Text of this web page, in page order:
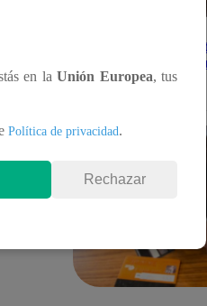
Revisa con tu DNI
como pobre, de
en laUnión Europea, tus
Política de privacidad.
Rechazar